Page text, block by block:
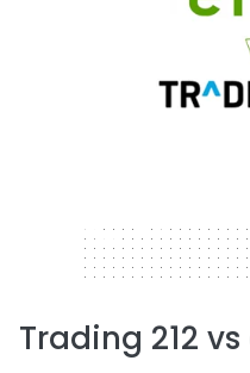
320 x 50
Trading 212